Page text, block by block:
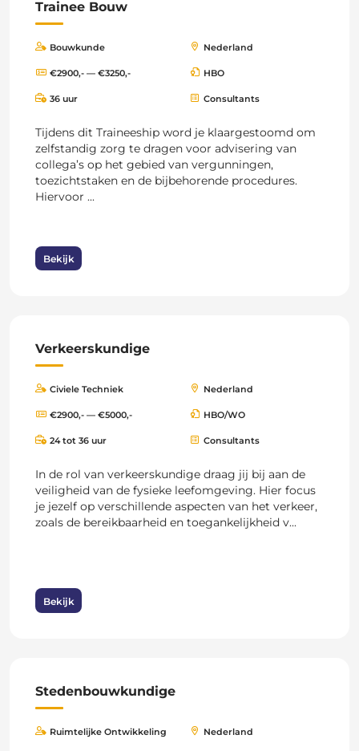
Trainee Bouw
Bouwkunde Nederland
€2900,- — €3250,- HBO
36 uur Consultants
Tijdens dit Traineeship word je klaargestoomd om
zelfstandig zorg te dragen voor advisering van
collega’s op het gebied van vergunningen,
toezichtstaken en de bijbehorende procedures.
Hiervoor ...
Bekijk
Verkeerskundige
Civiele Techniek Nederland
€2900,- — €5000,- HBO/WO
24 tot 36 uur Consultants
In de rol van verkeerskundige draag jij bij aan de
veiligheid van de fysieke leefomgeving. Hier focus
je jezelf op verschillende aspecten van het verkeer,
zoals de bereikbaarheid en toegankelijkheid v...
Bekijk
Stedenbouwkundige
Ruimtelijke Ontwikkeling Nederland